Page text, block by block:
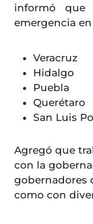
informó
emergencia
Veracruz
Hidalgo
Puebla
Querétaro
San Luis
Agregó que
con la
gobernadores
como con